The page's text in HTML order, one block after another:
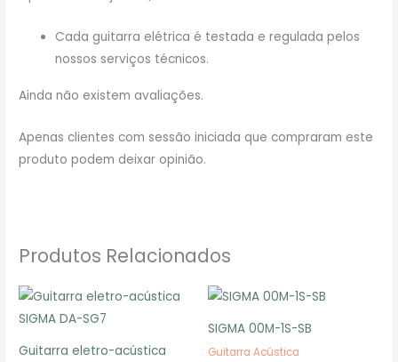
Cada guitarra elétrica é testada e regulada pelos
nossos serviços técnicos.
Ainda não existem avaliações.
Apenas clientes com sessão iniciada que compraram este
produto podem deixar opinião.
Produtos Relacionados
Guitarra eletro-acústica
SIGMA 00M-1S-SB
Guitarra Acústica